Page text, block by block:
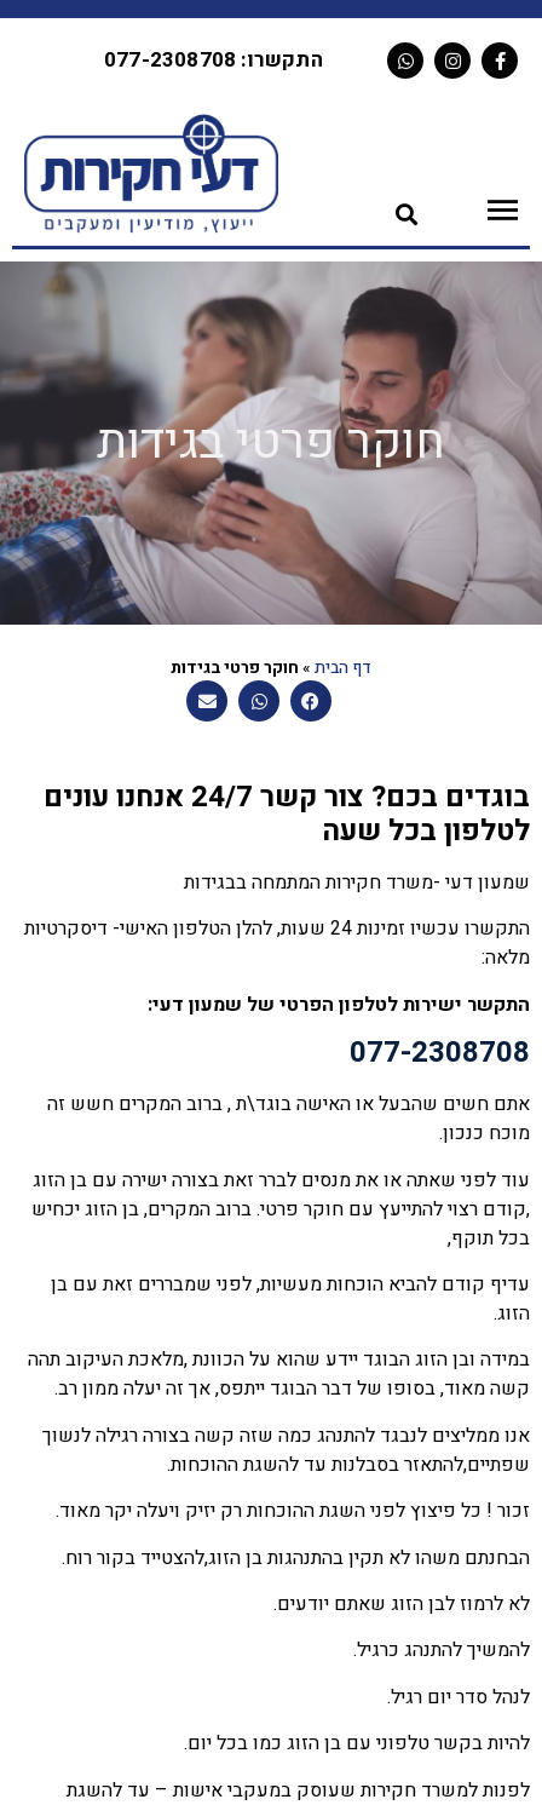
התקשרו: 077-2308708
חוקר פרטי בגידות
דף הבית » חוקר פרטי בגידות
בוגדים בכם? צור קשר 24/7 אנחנו עונים
לטלפון בכל שעה
שמעון דעי -משרד חקירות המתמחה בבגידות
התקשרו עכשיו זמינות 24 שעות, להלן הטלפון האישי- דיסקרטיות
מלאה:
התקשר ישירות לטלפון הפרטי של שמעון דעי:
077-2308708
אתם חשים שהבעל או האישה בוגד\ת , ברוב המקרים חשש זה
מוכח כנכון.
עוד לפני שאתה או את מנסים לברר זאת בצורה ישירה עם בן הזוג
,קודם רצוי להתייעץ עם חוקר פרטי. ברוב המקרים, בן הזוג יכחיש
בכל תוקף,
עדיף קודם להביא הוכחות מעשיות, לפני שמבררים זאת עם בן
הזוג.
במידה ובן הזוג הבוגד יידע שהוא על הכוונת ,מלאכת העיקוב תהה
קשה מאוד, בסופו של דבר הבוגד ייתפס, אך זה יעלה ממון רב.
אנו ממליצים לנבגד להתנהג כמה שזה קשה בצורה רגילה לנשוך
שפתיים,להתאזר בסבלנות עד להשגת ההוכחות.
זכור ! כל פיצוץ לפני השגת ההוכחות רק יזיק ויעלה יקר מאוד.
הבחנתם משהו לא תקין בהתנהגות בן הזוג,להצטייד בקור רוח.
לא לרמוז לבן הזוג שאתם יודעים.
להמשיך להתנהג כרגיל.
לנהל סדר יום רגיל.
להיות בקשר טלפוני עם בן הזוג כמו בכל יום.
לפנות למשרד חקירות שעוסק במעקבי אישות – עד להשגת